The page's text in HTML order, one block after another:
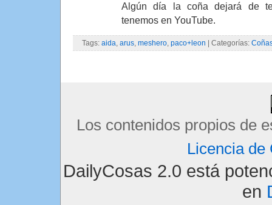
Algún día la coña dejará de
tenemos en YouTube.
Tags: aida, arus, meshero, paco+leon | Categorías:
Los contenidos propios de
Licencia de
DailyCosas 2.0 está
en